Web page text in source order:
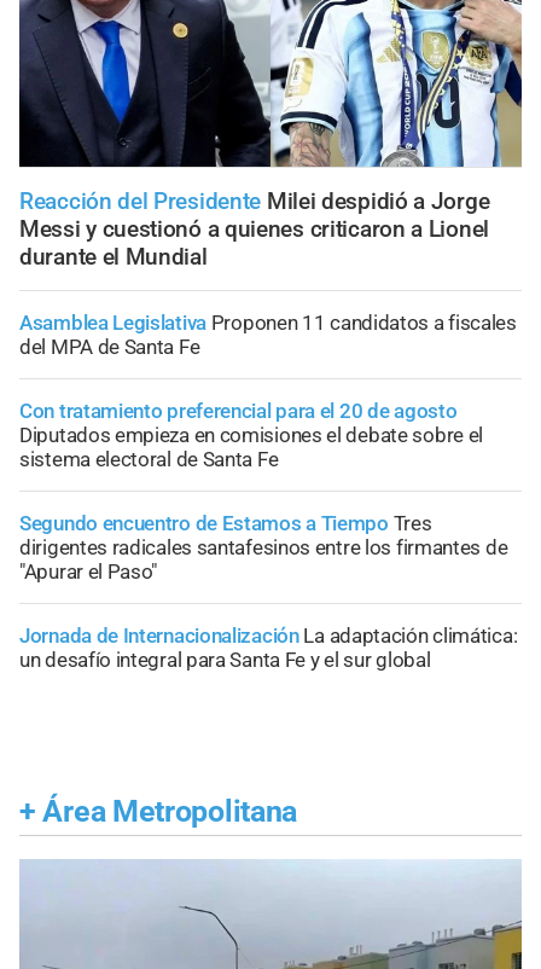
Reacción del Presidente Milei despidió a Jorge
Messi y cuestionó a quienes criticaron a Lionel
durante el Mundial
Asamblea Legislativa Proponen 11 candidatos a fiscales
del MPA de Santa Fe
Con tratamiento preferencial para el 20 de agosto
Diputados empieza en comisiones el debate sobre el
sistema electoral de Santa Fe
Segundo encuentro de Estamos a Tiempo Tres
dirigentes radicales santafesinos entre los firmantes de
"Apurar el Paso"
Jornada de Internacionalización La adaptación climática:
un desafío integral para Santa Fe y el sur global
+ Área Metropolitana